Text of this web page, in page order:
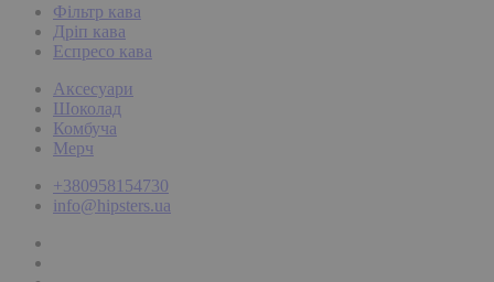
Фільтр кава
Дріп кава
Еспресо кава
Аксесуари
Шоколад
Комбуча
Мерч
+380958154730
info@hipsters.ua